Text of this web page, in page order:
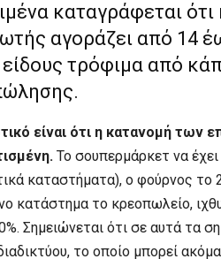
καταγράφεται
αγοράζει από 14
τρόφιμα από
είναι ότι η κατανομή των
Το σουπερμάρκετ να
καταστήματα), ο φούρνος το
κατάστημα το κρεοπωλείο,
Σημειώνεται ότι σε αυτά τα
το οποίο μπορεί